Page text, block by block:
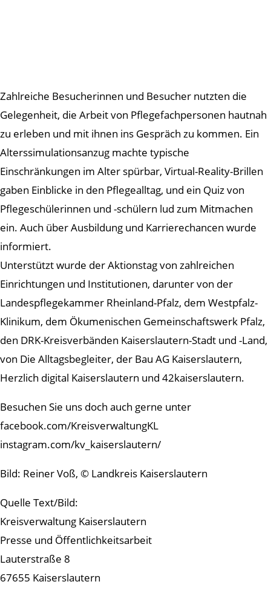
Zahlreiche Besucherinnen und Besucher nutzten die
Gelegenheit, die Arbeit von Pflegefachpersonen hautnah
zu erleben und mit ihnen ins Gespräch zu kommen. Ein
Alterssimulationsanzug machte typische
Einschränkungen im Alter spürbar, Virtual-Reality-Brillen
gaben Einblicke in den Pflegealltag, und ein Quiz von
Pflegeschülerinnen und -schülern lud zum Mitmachen
ein. Auch über Ausbildung und Karrierechancen wurde
informiert.
Unterstützt wurde der Aktionstag von zahlreichen
Einrichtungen und Institutionen, darunter von der
Landespflegekammer Rheinland-Pfalz, dem Westpfalz-
Klinikum, dem Ökumenischen Gemeinschaftswerk Pfalz,
den DRK-Kreisverbänden Kaiserslautern-Stadt und -Land,
von Die Alltagsbegleiter, der Bau AG Kaiserslautern,
Herzlich digital Kaiserslautern und 42kaiserslautern.
Besuchen Sie uns doch auch gerne unter
facebook.com/KreisverwaltungKL
instagram.com/kv_kaiserslautern/
Bild: Reiner Voß, © Landkreis Kaiserslautern
Quelle Text/Bild:
Kreisverwaltung Kaiserslautern
Presse und Öffentlichkeitsarbeit
Lauterstraße 8
67655 Kaiserslautern